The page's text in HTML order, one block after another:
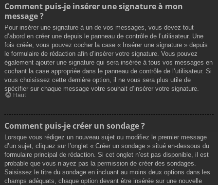
Comment puis-je insérer une signature à mon
message ?
Pour insérer une signature à un de vos messages, vous devez tout
d’abord en créer une depuis le panneau de contrôle de l’utilisateur. Une
fois créée, vous pouvez cocher la case « Insérer une signature » depuis
le formulaire de rédaction afin d’insérer votre signature. Vous pouvez
également ajouter une signature qui sera insérée à tous vos messages en
cochant la case appropriée dans le panneau de contrôle de l’utilisateur. Si
vous choisissez cette dernière option, il ne vous sera plus utile de
spécifier sur chaque message votre souhait d’insérer votre signature.
Haut
Comment puis-je créer un sondage ?
Lorsque vous rédigez un nouveau sujet ou modifiez le premier message
d’un sujet, cliquez sur l’onglet « Créer un sondage » situé en-dessous du
formulaire principal de rédaction. Si cet onglet n’est pas disponible, il est
probable que vous n’ayez pas la permission de créer des sondages.
Saisissez le titre du sondage en incluant au moins deux options dans les
champs adéquats, chaque option devant être insérée sur une nouvelle